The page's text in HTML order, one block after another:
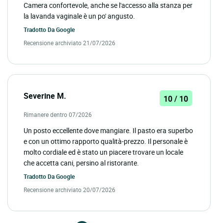
Camera confortevole, anche se l'accesso alla stanza per
la lavanda vaginale è un po' angusto.
Tradotto DaGoogle
Recensione archiviato 21/07/2026
Severine M. 10 / 10
Rimanere dentro 07/2026
Un posto eccellente dove mangiare. Il pasto era superbo
e con un ottimo rapporto qualità-prezzo. Il personale è
molto cordiale ed è stato un piacere trovare un locale
che accetta cani, persino al ristorante.
Tradotto DaGoogle
Recensione archiviato 20/07/2026